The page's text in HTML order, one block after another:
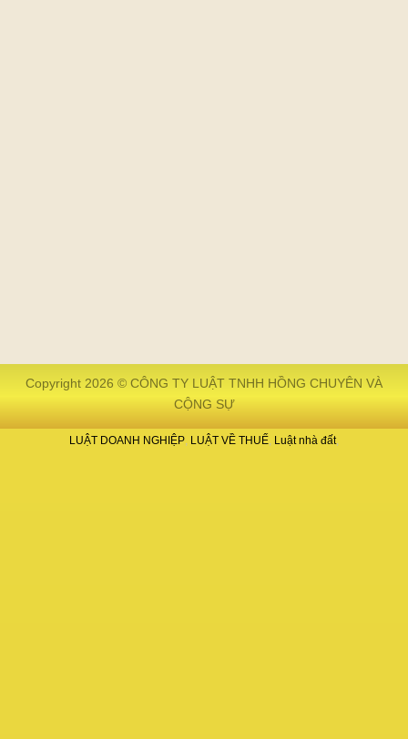
Copyright 2026 © CÔNG TY LUẬT TNHH HỒNG CHUYÊN VÀ
CỘNG SỰ
LUẬT DOANH NGHIỆP LUẬT VỀ THUẾ Luật nhà đất